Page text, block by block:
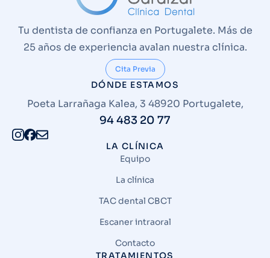
Tu dentista de confianza en Portugalete. Más de
25 años de experiencia avalan nuestra clínica.
Cita Previa
DÓNDE ESTAMOS
Poeta Larrañaga Kalea, 3 48920 Portugalete,
94 483 20 77
LA CLÍNICA
Equipo
La clínica
TAC dental CBCT
Escaner intraoral
Contacto
TRATAMIENTOS